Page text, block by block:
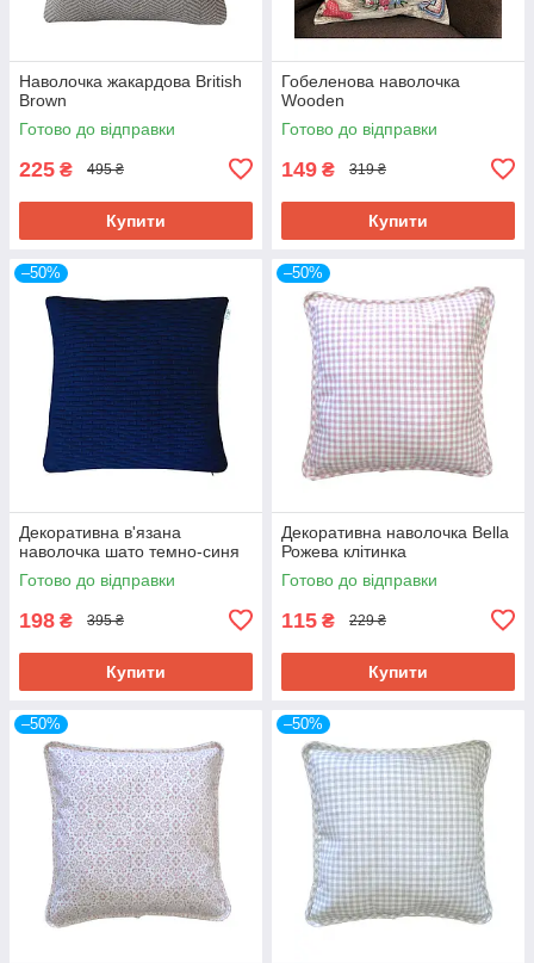
Наволочка жакардова British
Brown
Готово до відправки
225 ₴ 495 ₴
Купити
Гобеленова наволочка
Wooden
Готово до відправки
149 ₴ 319 ₴
Купити
–50%
Декоративна в'язана
наволочка шато темно-синя
Готово до відправки
198 ₴ 395 ₴
Купити
–50%
Декоративна наволочка Bella
Рожева клітинка
Готово до відправки
115 ₴ 229 ₴
Купити
–50% –50%